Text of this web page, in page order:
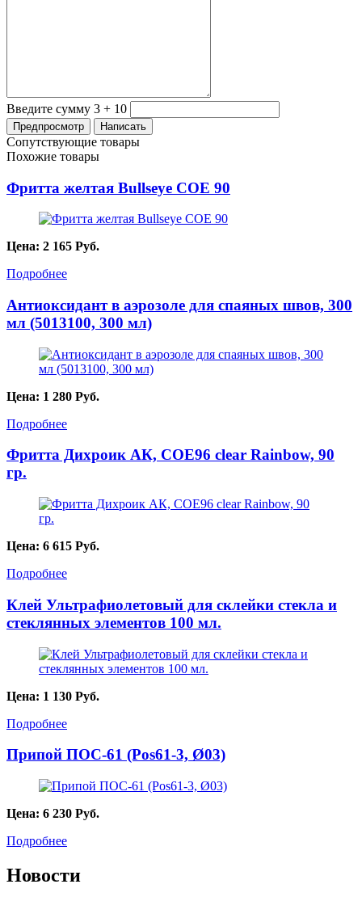
Введите сумму 3 + 10
Сопутствующие товары
Похожие товары
Фритта желтая Bullseye COE 90
Цена: 2 165 Руб.
Подробнее
Антиоксидант в аэрозоле для спаяных швов, 300
мл (5013100, 300 мл)
Цена: 1 280 Руб.
Подробнее
Фритта Дихроик АК, СОЕ96 clear Rainbow, 90
гр.
Цена: 6 615 Руб.
Подробнее
Клей Ультрафиолетовый для склейки стекла и
стеклянных элементов 100 мл.
Цена: 1 130 Руб.
Подробнее
Припой ПОС-61 (Pos61-3, Ø03)
Цена: 6 230 Руб.
Подробнее
Новости